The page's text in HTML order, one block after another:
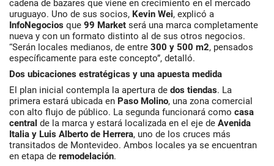
cadena de bazares que viene en crecimiento en el mercado
uruguayo. Uno de sus socios, Kevin Wei, explicó a
InfoNegocios que 99 Market será una marca completamente
nueva y con un formato distinto al de sus otros negocios.
“Serán locales medianos, de entre 300 y 500 m2, pensados
específicamente para este concepto”, detalló.
Dos ubicaciones estratégicas y una apuesta medida
El plan inicial contempla la apertura de dos tiendas. La
primera estará ubicada en Paso Molino, una zona comercial
con alto flujo de público. La segunda funcionará como casa
central de la marca y estará localizada en el eje de Avenida
Italia y Luis Alberto de Herrera, uno de los cruces más
transitados de Montevideo. Ambos locales ya se encuentran
en etapa de remodelación.